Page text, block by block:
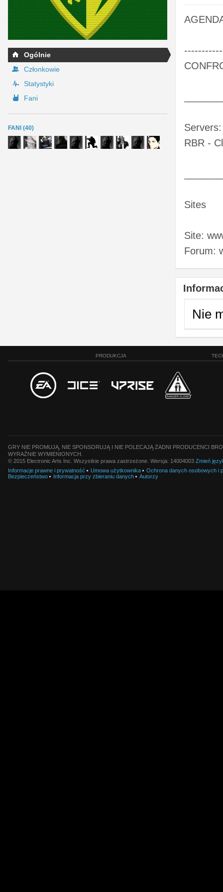
Ogólnie
Członkowie
Statystyki
Fani
FANI (40)
Servers:
RBR -
Sites
Site:
Forum:
Nie
PRODUKCJA
GRY NIE PROMUJĄ, NIE SPONSORUJĄ I NIE POLECAJĄ ŻADNI PRODUCENCI
WYRAŹNIE WYMIENIONYCH.
© 2015 Electronic Arts Inc. Wszystkie prawa zastrzeżone. Wersja: 14004003 Zmień
Informacje prawne i prywatność
Umowa użytkownika
Ochrona danych osobowych i
Bezpieczeństwo
Informacja przy zbieraniu danych Autorzy